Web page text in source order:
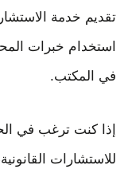
تقديم خدمة
استخدام خبرات
في المكتب.
إذا كنت ترغب في
للاستشارات